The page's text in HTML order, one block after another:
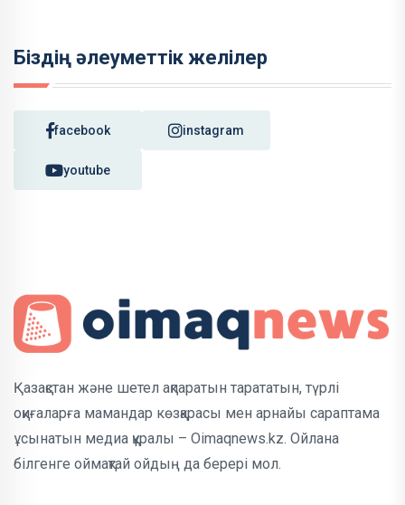
Біздің әлеуметтік желілер
facebook instagram
youtube
Қазақстан және шетел ақпаратын тарататын, түрлі
оқиғаларға мамандар көзқарасы мен арнайы сараптама
ұсынатын медиа құралы – Oimaqnews.kz. Ойлана
білгенге оймақтай ойдың да берері мол.